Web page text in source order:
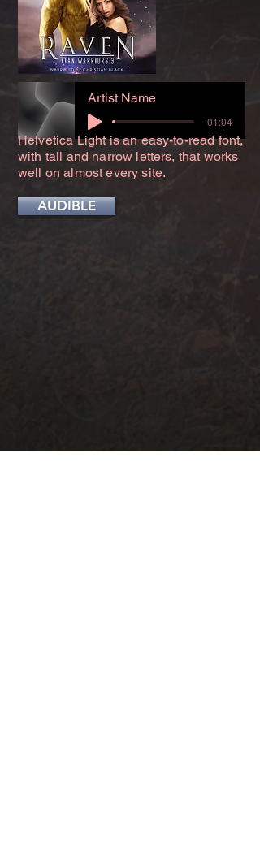
Artist Name
-01:04
Helvetica Light is an easy-to-read font,
with tall and narrow letters, that works
well on almost every site.
AUDIBLE